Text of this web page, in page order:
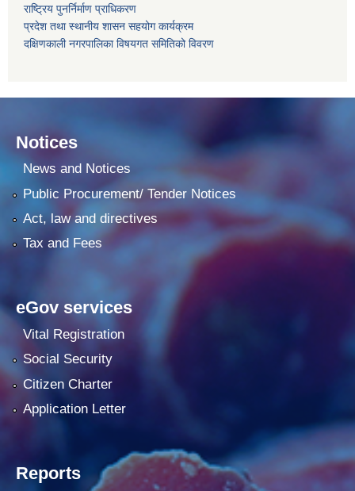
राष्ट्रिय पुनर्निर्माण प्राधिकरण
प्रदेश तथा स्थानीय शासन सहयोग कार्यक्रम
दक्षिणकाली नगरपालिका विषयगत समितिको विवरण
Notices
News and Notices
Public Procurement/ Tender Notices
Act, law and directives
Tax and Fees
eGov services
Vital Registration
Social Security
Citizen Charter
Application Letter
Reports